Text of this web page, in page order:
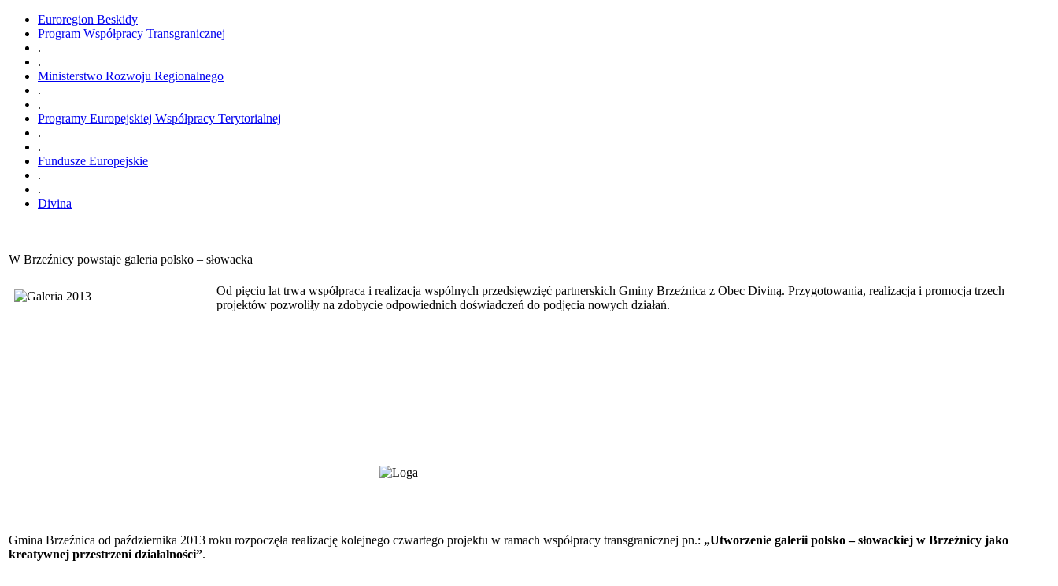
Euroregion Beskidy
Program Współpracy Transgranicznej
.
.
Ministerstwo Rozwoju Regionalnego
.
.
Programy Europejskiej Współpracy Terytorialnej
.
.
Fundusze Europejskie
.
.
Divina
W Brzeźnicy powstaje galeria polsko – słowacka
Od pięciu lat trwa współpraca i realizacja wspólnych przedsięwzięć partnerskich Gminy Brzeźnica z Obec Diviną. Przygotowania, realizacja i promocja trzech
projektów pozwoliły na zdobycie odpowiednich doświadczeń do podjęcia nowych działań.
Gmina Brzeźnica od października 2013 roku rozpoczęła realizację kolejnego czwartego projektu w ramach współpracy transgranicznej pn.: „Utworzenie galerii polsko – słowackiej w Brzeźnicy jako
kreatywnej przestrzeni działalności”.